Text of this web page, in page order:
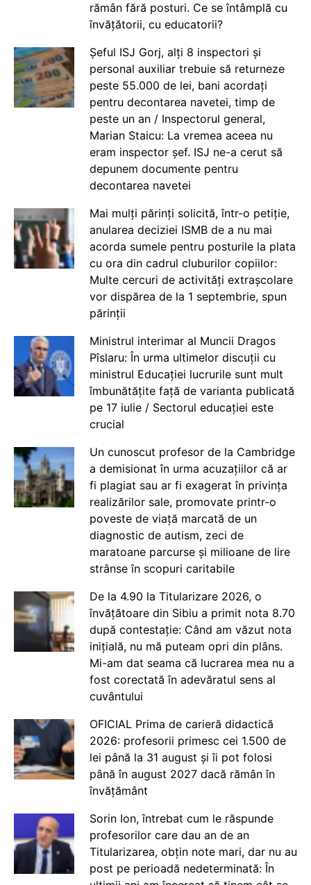
rămân fără posturi. Ce se întâmplă cu
învățătorii, cu educatorii?
Șeful ISJ Gorj, alți 8 inspectori și
personal auxiliar trebuie să returneze
peste 55.000 de lei, bani acordați
pentru decontarea navetei, timp de
peste un an / Inspectorul general,
Marian Staicu: La vremea aceea nu
eram inspector șef. ISJ ne-a cerut să
depunem documente pentru
decontarea navetei
Mai mulți părinți solicită, într-o petiție,
anularea deciziei ISMB de a nu mai
acorda sumele pentru posturile la plata
cu ora din cadrul cluburilor copiilor:
Multe cercuri de activități extrașcolare
vor dispărea de la 1 septembrie, spun
părinții
Ministrul interimar al Muncii Dragos
Pîslaru: În urma ultimelor discuții cu
ministrul Educației lucrurile sunt mult
îmbunătățite față de varianta publicată
pe 17 iulie / Sectorul educației este
crucial
Un cunoscut profesor de la Cambridge
a demisionat în urma acuzațiilor că ar
fi plagiat sau ar fi exagerat în privința
realizărilor sale, promovate printr-o
poveste de viață marcată de un
diagnostic de autism, zeci de
maratoane parcurse și milioane de lire
strânse în scopuri caritabile
De la 4.90 la Titularizare 2026, o
învățătoare din Sibiu a primit nota 8.70
după contestație: Când am văzut nota
inițială, nu mă puteam opri din plâns.
Mi-am dat seama că lucrarea mea nu a
fost corectată în adevăratul sens al
cuvântului
OFICIAL Prima de carieră didactică
2026: profesorii primesc cei 1.500 de
lei până la 31 august și îi pot folosi
până în august 2027 dacă rămân în
învățământ
Sorin Ion, întrebat cum le răspunde
profesorilor care dau an de an
Titularizarea, obțin note mari, dar nu au
post pe perioadă nedeterminată: În